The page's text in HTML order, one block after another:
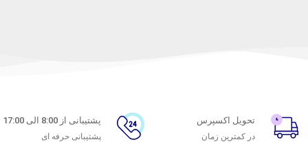
تحویل اکسپرس
در کمترین زمان
پشتیبانی از 8:00 الی 17:00
پشتیبانی حرفه ای